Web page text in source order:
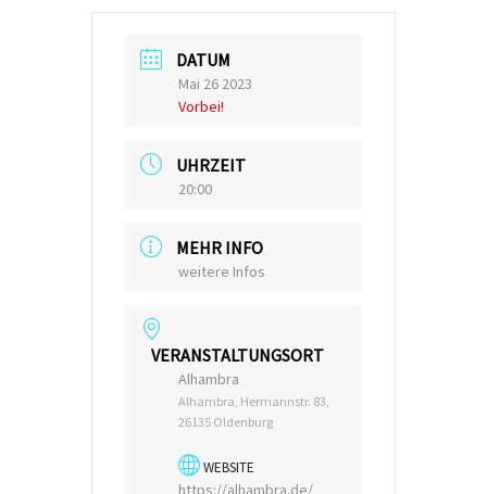
DATUM
Mai 26 2023
Vorbei!
UHRZEIT
20:00
MEHR INFO
weitere Infos
VERANSTALTUNGSORT
Alhambra
Alhambra, Hermannstr. 83,
26135 Oldenburg
WEBSITE
https://alhambra.de/